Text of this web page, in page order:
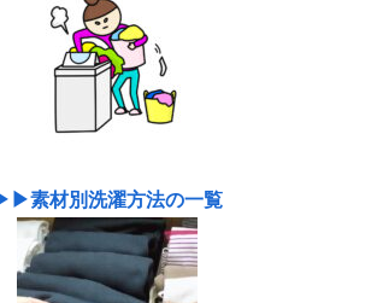
素材別洗濯方法の一覧